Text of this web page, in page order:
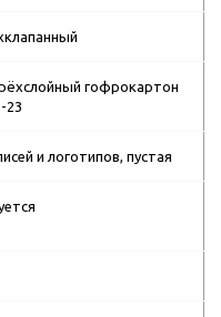
гофрокартон
23
и логотипов, пустая